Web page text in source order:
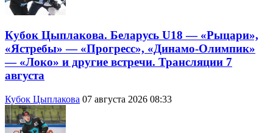
Кубок Цыплакова. Беларусь U18 — «Рыцари»,
«Ястребы» — «Прогресс», «Динамо-Олимпик»
— «Локо» и другие встречи. Трансляции 7
августа
Кубок Цыплакова 07 августа 2026 08:33